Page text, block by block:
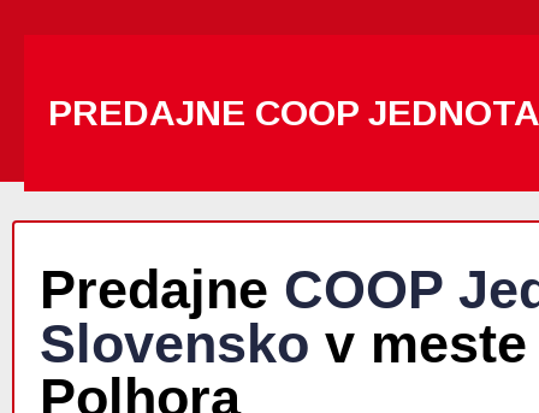
PREDAJNE COOP
Predajne COOP
Slovensko v
Polhora